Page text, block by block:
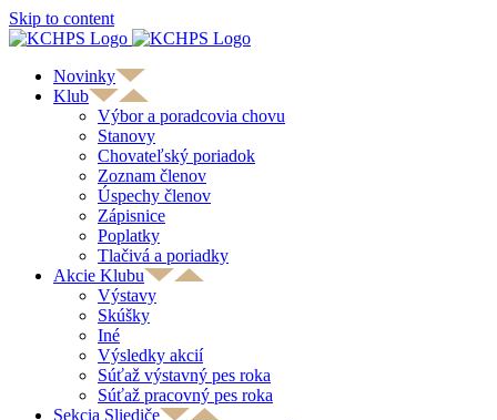
Skip to content
Novinky
Klub
Výbor a poradcovia chovu
Stanovy
Chovateľský poriadok
Zoznam členov
Úspechy členov
Zápisnice
Poplatky
Tlačivá a poriadky
Akcie Klubu
Výstavy
Skúšky
Iné
Výsledky akcií
Súťaž výstavný pes roka
Súťaž pracovný pes roka
Sekcia Sliediče